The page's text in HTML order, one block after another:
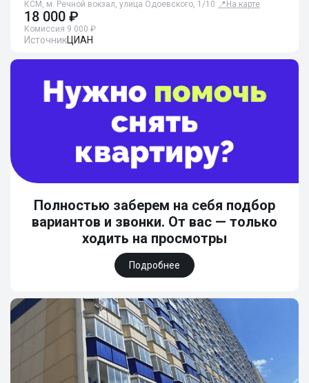
КСМ, м. Речной вокзал, улица Одоевского, 1/10 📍 На карте
18 000 ₽
Комиссия 9 000 ₽
ИсточникЦИАН
Полностью заберем на себя подбор
вариантов и звонки. От вас — только
ходить на просмотры
Подробнее